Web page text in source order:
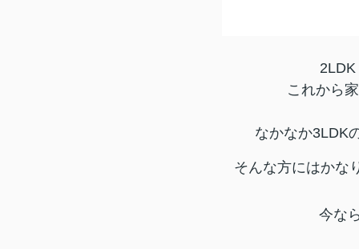
これから
なかなか3LDK
そんな方にはかな
今な